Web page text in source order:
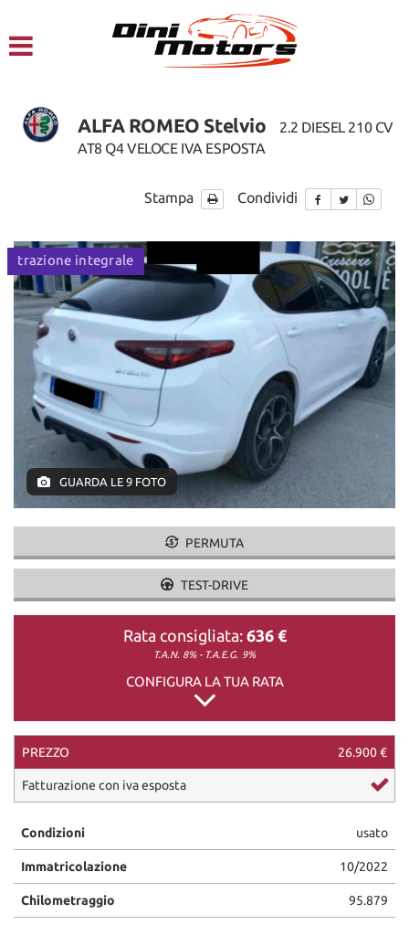
LISTA VEICOLI
SERVIZI
FINANZIAMENTI – LEASING
ACQUISTIAMO USATO
ASSISTENZA
DICONO DI NOI
CONTATTI
ALFA ROMEO Stelvio
2.2 DIESEL 210 CV
AT8 Q4 VELOCE IVA ESPOSTA
Stampa Condividi
ordinabile trazione integrale
GUARDA LE 9 FOTO
PERMUTA
TEST-DRIVE
Rata consigliata: 636 €
T.A.N. 8% - T.A.E.G. 9%
CONFIGURA LA TUA RATA
PREZZO 26.900 €
Fatturazione con iva esposta
Condizioni usato
Immatricolazione 10/2022
Chilometraggio 95.879